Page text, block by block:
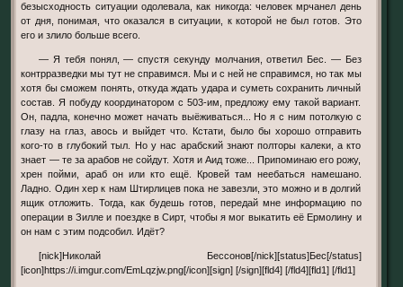
безысходность ситуации одолевала, как никогда: человек мрчанел день
от дня, понимая, что оказался в ситуации, к которой не был готов. Это
его и злило больше всего.
— Я тебя понял, — спустя секунду молчания, ответил Бес. — Без
контрразведки мы тут не справимся. Мы и с ней не справимся, но так мы
хотя бы сможем понять, откуда ждать удара и суметь сохранить личный
состав. Я побуду координатором с 503-им, предложу ему такой вариант.
Он, падла, конечно может начать выёживаться... Но я с ним потолкую с
глазу на глаз, авось и выйдет что. Кстати, было бы хорошо отправить
кого-то в глубокий тыл. Но у нас арабский знают полторы калеки, а кто
знает — те за арабов не сойдут. Хотя и Аид тоже... Припоминаю его рожу,
хрен пойми, араб он или кто ещё. Кровей там неебаться намешано.
Ладно. Один хер к нам Штирлицев пока не завезли, это можно и в долгий
ящик отложить. Тогда, как будешь готов, передай мне информацию по
операции в Зилле и поездке в Сирт, чтобы я мог выкатить её Ермолину и
он нам с этим подсобил. Идёт?
[nick]Николай Бессонов[/nick][status]Бес[/status]
[icon]https://i.imgur.com/EmLqzjw.png[/icon][sign] [/sign][fld4] [/fld4][fld1] [/fld1]